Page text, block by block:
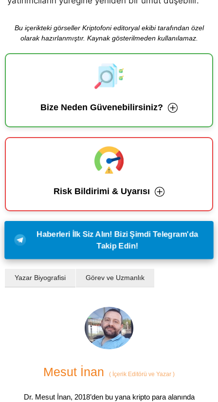
Bu içerikteki görseller Kriptofoni editoryal ekibi tarafından özel
olarak hazırlanmıştır. Kaynak gösterilmeden kullanılamaz.
Bize Neden Güvenebilirsiniz?
Risk Bildirimi & Uyarısı
Haberleri İlk Siz Alın! Bizi Şimdi Telegram'da
Takip Edin!
Yazar Biyografisi Görev ve Uzmanlık
Mesut İnan ( İçerik Editörü ve Yazar )
Dr. Mesut İnan, 2018’den bu yana kripto para alanında